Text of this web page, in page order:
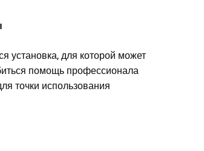
установка, для которой может
помощь профессионала
точки использования